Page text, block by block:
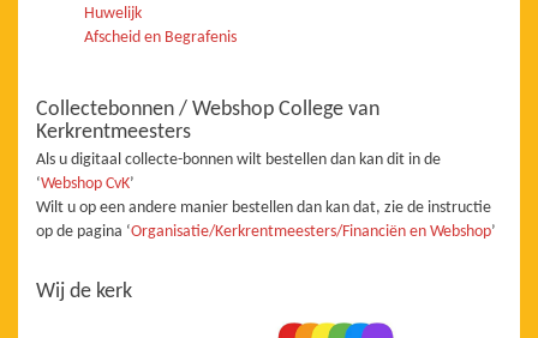
Huwelijk
Afscheid en Begrafenis
Collectebonnen / Webshop College van
Kerkrentmeesters
Als u digitaal collecte-bonnen wilt bestellen dan kan dit in de
‘Webshop CvK’
Wilt u op een andere manier bestellen dan kan dat, zie de instructie
op de pagina ‘Organisatie/Kerkrentmeesters/Financiën en Webshop’
Wij de kerk